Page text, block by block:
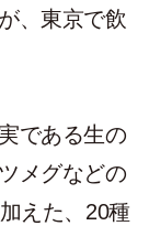
、東京で飲
である生の
メグなどの
えた、20種